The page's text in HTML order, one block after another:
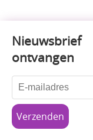
Nieuwsbrief
ontvangen